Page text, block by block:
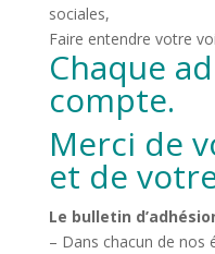
sociales,
Faire entendre votre
Chaque
compte.
Merci de
et de
Le bulletin
– Dans chacun de nos